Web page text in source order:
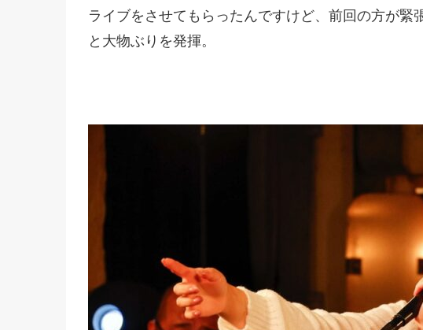
ライブをさせてもらったんですけど、前回の方が緊
と大物ぶりを発揮。